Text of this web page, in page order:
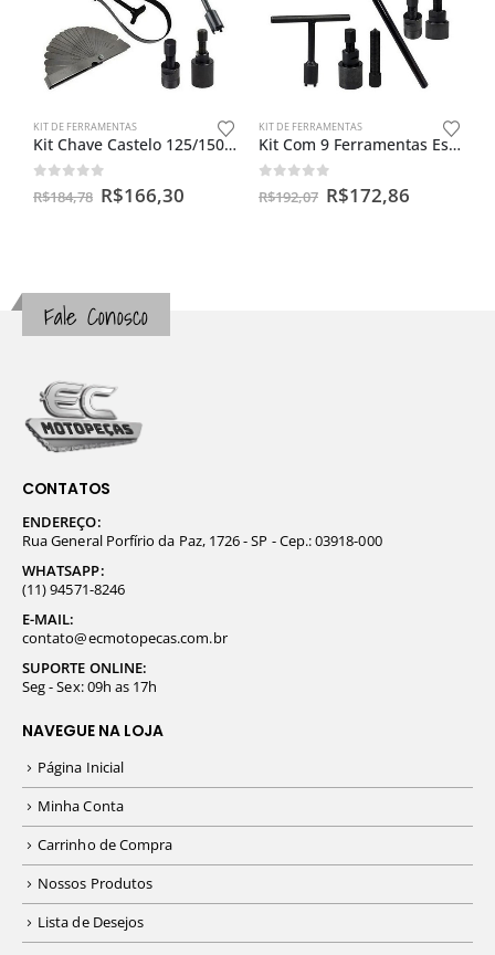
KIT DE FERRAMENTAS
Kit Chave Castelo 125/150 + Fixador + Saca + Calibre + Cinta
out of 5
R$184,78 R$166,30
KIT DE FERRAMENTAS
Kit Com 9 Ferramentas Especiais Para Biz/cg125/cg150
out of 5
R$192,07 R$172,86
Fale Conosco
CONTATOS
ENDEREÇO:
Rua General Porfírio da Paz, 1726 - SP - Cep.: 03918-000
WHATSAPP:
(11) 94571-8246
E-MAIL:
contato@ecmotopecas.com.br
SUPORTE ONLINE:
Seg - Sex: 09h as 17h
NAVEGUE NA LOJA
Página Inicial
Minha Conta
Carrinho de Compra
Nossos Produtos
Lista de Desejos